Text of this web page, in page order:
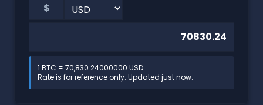
$
1 BTC = 70,830.24000000 USD
Rate is for reference only. Updated just now.